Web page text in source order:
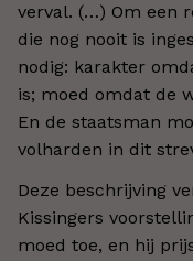
verval. (…) Om een
die nog nooit is
nodig: karakter
is; moed omdat de
En de staatsman
volharden in dit
Deze beschrijving
Kissingers
moed toe, en hij